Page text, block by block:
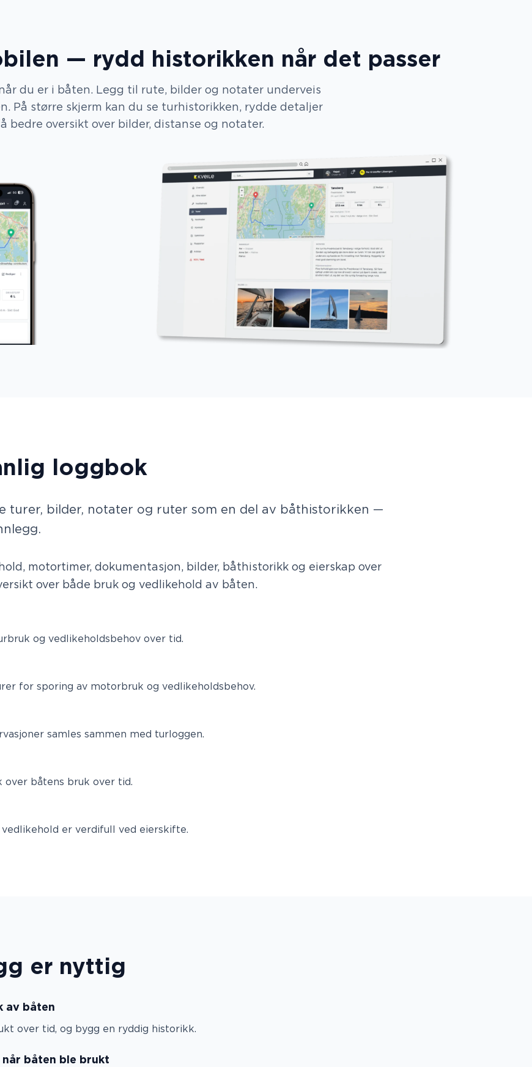
— rydd historikken når det passer
du er i båten. Legg til rute, bilder og notater underveis
På større skjerm kan du se turhistorikken, rydde detaljer
bedre oversikt over bilder, distanse og notater.
loggbok
turer, bilder, notater og ruter som en del av båthistorikken —
motortimer, dokumentasjon, bilder, båthistorikk og eierskap over
over både bruk og vedlikehold av båten.
og vedlikeholdsbehov over tid.
for sporing av motorbruk og vedlikeholdsbehov.
samles sammen med turloggen.
båtens bruk over tid.
vedlikehold er verdifull ved eierskifte.
er nyttig
av båten
over tid, og bygg en ryddig historikk.
når båten ble brukt